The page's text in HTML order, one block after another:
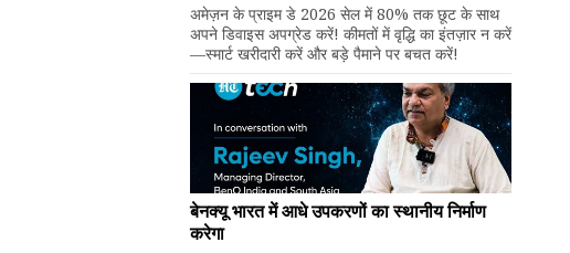
अमेज़न के प्राइम डे 2026 सेल में 80% तक छूट के साथ
अपने डिवाइस अपग्रेड करें! कीमतों में वृद्धि का इंतज़ार न करें
—स्मार्ट खरीदारी करें और बड़े पैमाने पर बचत करें!
बेनक्यू भारत में आधे उपकरणों का स्थानीय निर्माण
करेगा